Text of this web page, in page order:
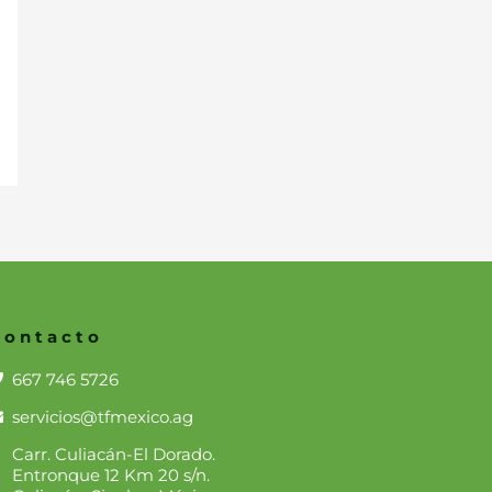
667 746 5726
servicios@tfmexico.ag
Carr. Culiacán-El Dorado.
Entronque 12 Km 20 s/n.